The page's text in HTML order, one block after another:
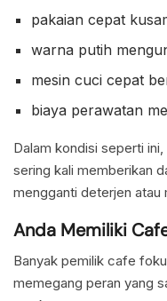
pakaian cepat
warna putih
mesin cuci cepat
biaya perawatan
Dalam kondisi seperti
sering kali memberikan
mengganti deterjen atau
Anda Memiliki
Banyak pemilik cafe
memegang peran yang